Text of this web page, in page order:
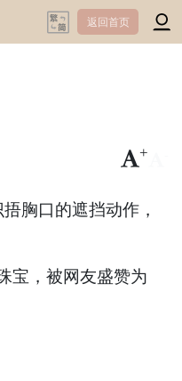
返回首页
+
胸口的遮挡动作，
宝，被网友盛赞为